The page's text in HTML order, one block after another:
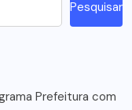
Pesquisar
Prefeitura com